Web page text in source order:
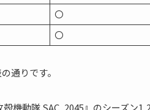
〇
〇
通りです。
殻機動隊 SAC_2045』のシーズン